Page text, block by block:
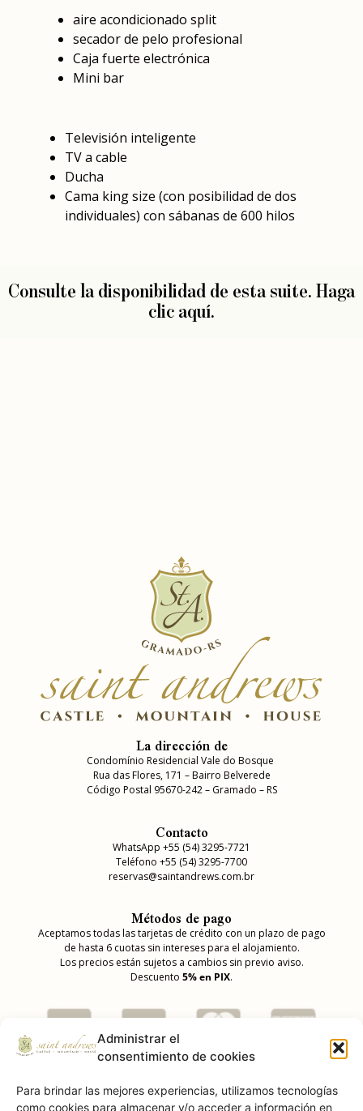
Administrar el
consentimiento de cookies
Para brindar las mejores experiencias, utilizamos tecnologías
como cookies para almacenar y/o acceder a información en
aire acondicionado split
secador de pelo profesional
Caja fuerte electrónica
Mini bar
Televisión inteligente
TV a cable
Ducha
Cama king size (con posibilidad de dos
individuales) con sábanas de 600 hilos
Consulte la disponibilidad de esta suite. Haga
clic aquí.
La dirección de
Condomínio Residencial Vale do Bosque
Rua das Flores, 171 – Bairro Belverede
Código Postal 95670-242 – Gramado – RS
Contacto
WhatsApp +55 (54) 3295-7721
Teléfono +55 (54) 3295-7700
reservas@saintandrews.com.br
Métodos de pago
Aceptamos todas las tarjetas de crédito con un plazo de pago
de hasta 6 cuotas sin intereses para el alojamiento.
Los precios están sujetos a cambios sin previo aviso.
Descuento 5% en PIX.